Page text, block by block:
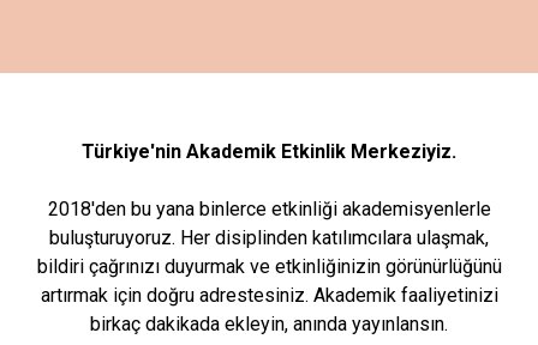
Türkiye'nin Akademik Etkinlik Merkeziyiz.
2018'den bu yana binlerce etkinliği akademisyenlerle
buluşturuyoruz. Her disiplinden katılımcılara ulaşmak,
bildiri çağrınızı duyurmak ve etkinliğinizin görünürlüğünü
artırmak için doğru adrestesiniz. Akademik faaliyetinizi
birkaç dakikada ekleyin, anında yayınlansın.